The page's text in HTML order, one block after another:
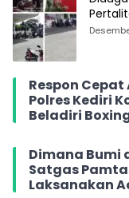
Jati,
Respon
Polres Kediri
Beladiri
Dimana Bumi
Satgas
Laksanakan